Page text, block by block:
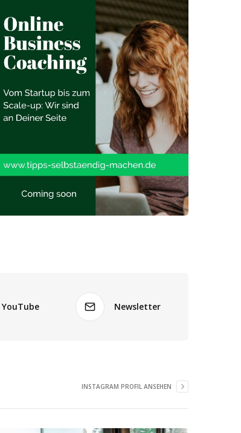
YouTube Newsletter
INSTAGRAM PROFIL ANSEHEN